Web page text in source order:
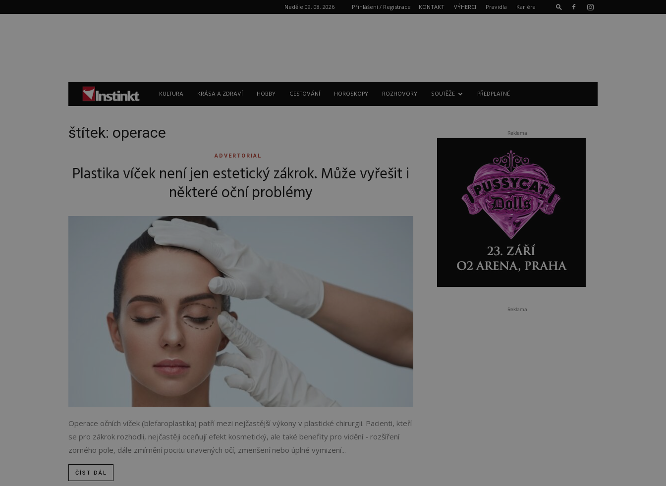
Neděle 09. 08. 2026 Přihlášení / Registrace KONTAKT VÝHERCI Pravidla Kariéra
Instinkt
KULTURA KRÁSA A ZDRAVÍ HOBBY CESTOVÁNÍ HOROSKOPY ROZHOVORY SOUTĚŽE PŘEDPLATNÉ
štítek: operace
ADVERTORIAL
Plastika víček není jen estetický zákrok. Může vyřešit i
některé oční problémy
Operace očních víček (blefaroplastika) patří mezi nejčastější výkony v plastické chirurgii. Pacienti, kteří
se pro zákrok rozhodli, nejčastěji oceňují efekt kosmetický, ale také benefity pro vidění - rozšíření
zorného pole, dále zmírnění pocitu unavených očí, zmenšení nebo úplné vymizení...
ČÍST DÁL
Reklama
Reklama